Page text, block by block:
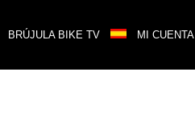
BRÚJULA BIKE TV MI CUENTA